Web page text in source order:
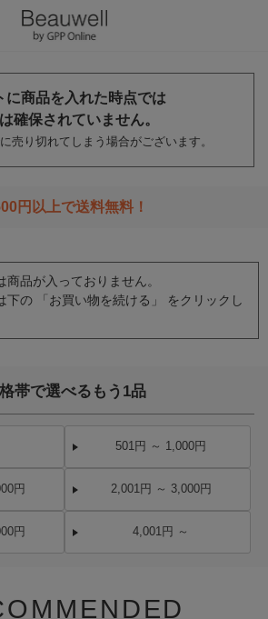
に商品を入れた時点では
確保されていません。
売り切れてしまう場合がございます。
円以上で送料無料！
品が入っておりません。
下の 「お買い物を続ける」 をクリックし
帯で選べるもう1品
501円 ～ 1,000円
円 2,001円 ～ 3,000円
円 4,001円 ～